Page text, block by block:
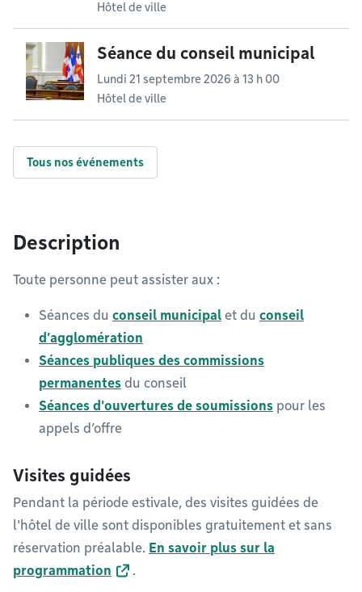
Hôtel de ville
Séance du conseil municipal
Lundi 21 septembre 2026 à 13 h 00
Hôtel de ville
Tous nos événements
Description
Toute personne peut assister aux :
Séances du conseil municipal et du conseil
d’agglomération
Séances publiques des commissions
permanentes du conseil
Séances d'ouvertures de soumissions pour les
appels d’offre
Visites guidées
Pendant la période estivale, des visites guidées de
l'hôtel de ville sont disponibles gratuitement et sans
réservation préalable. En savoir plus sur la
programmation
.